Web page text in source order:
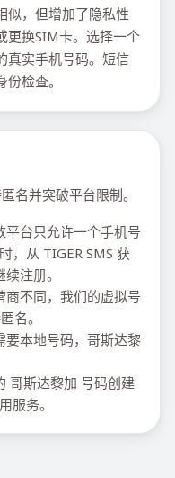
似，但增加了隐私性
更换SIM卡。选择一个
真实手机号码。短信
检查。
名并突破平台限制。
平台只允许一个手机号
，从 TIGER SMS 获
注册。
商不同，我们的虚拟号
名。
要本地号码，哥斯达黎
哥斯达黎加 号码创建
服务。